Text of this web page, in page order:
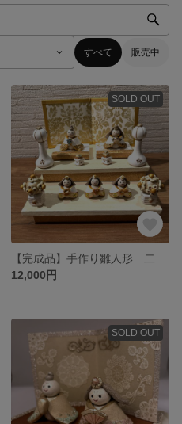
すべて 販売中
SOLD OUT
12,000円
SOLD OUT